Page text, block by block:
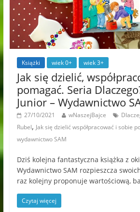
Książki wiek 0+ wiek 3+
Jak się dzielić,
pomagać. Seria
Junior – Wydawnictwo
27/10/2021 wNaszejBajce
Rubel, Jak się dzielić współpracować i sobie
wydawnictwo SAM
Dziś kolejna fantastyczna książka z
Wydawnictwo SAM rozpieszcza
raz kolejny proponuje wartościową,
Czytaj więcej